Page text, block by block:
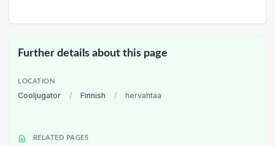
Further details about this page
LOCATION
Cooljugator / Finnish / hervahtaa
RELATED PAGES